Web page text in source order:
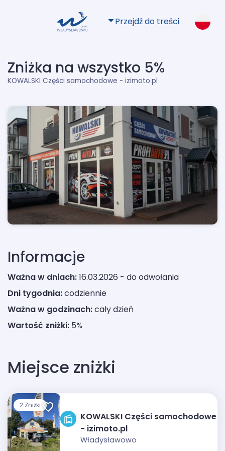
Przejdź do treści
Zniżka na wszystko 5%
KOWALSKI Części samochodowe - izimoto.pl
Informacje
Ważna w dniach:16.03.2026 - do odwołania
Dni tygodnia:codziennie
Ważna w godzinach:cały dzień
Wartość zniżki: 5%
Miejsce zniżki
2 Zniżki
KOWALSKI Części samochodowe
- izimoto.pl
Władysławowo